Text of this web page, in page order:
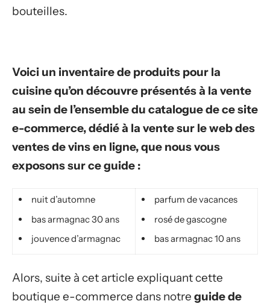
bouteilles.
Voici un inventaire de produits pour la
cuisine qu’on découvre présentés à la vente
au sein de l’ensemble du catalogue de ce site
e-commerce, dédié à la vente sur le web des
ventes de vins en ligne, que nous vous
exposons sur ce guide :
nuit d’automne
bas armagnac 30 ans
jouvence d’armagnac
parfum de vacances
rosé de gascogne
bas armagnac 10 ans
Alors, suite à cet article expliquant cette
boutique e-commerce dans notre guide de